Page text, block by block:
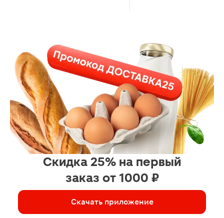
Скидка 25% на первый
заказ от 1000 ₽
Скачать приложение